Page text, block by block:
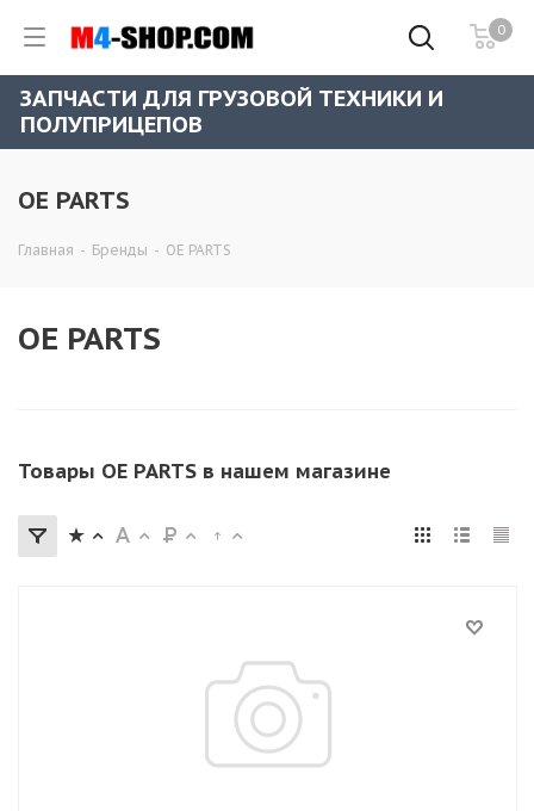
0
ЗАПЧАСТИ ДЛЯ ГРУЗОВОЙ ТЕХНИКИ И
ПОЛУПРИЦЕПОВ
OE PARTS
Главная - Бренды - OE PARTS
OE PARTS
Товары OE PARTS в нашем магазине